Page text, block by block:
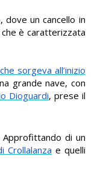
un cancello in
è caratterizzata
sorgeva all’inizio
grande nave, con
Dioguardi, prese il
Approfittando di un
Crollalanza e quelli